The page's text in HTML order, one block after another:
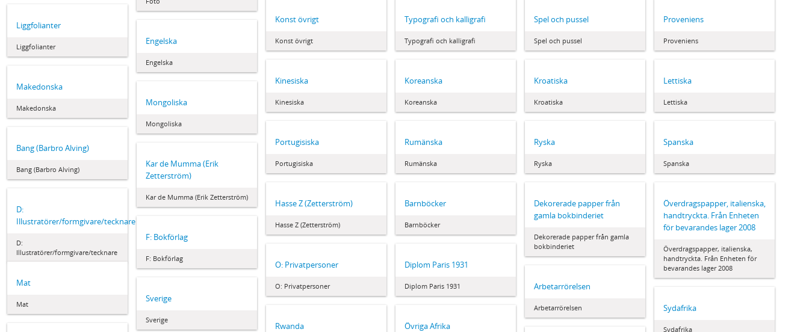
Konst övrigt
Konst övrigt
Typografi och kalligrafi
Typografi och kalligrafi
Spel och pussel
Spel och pussel
Proveniens
Proveniens
Liggfolianter
Liggfolianter
Engelska
Engelska
Kinesiska
Kinesiska
Koreanska
Koreanska
Kroatiska
Kroatiska
Lettiska
Lettiska
Makedonska
Makedonska
Mongoliska
Mongoliska
Portugisiska
Portugisiska
Rumänska
Rumänska
Ryska
Ryska
Spanska
Spanska
Bang (Barbro Alving)
Bang (Barbro Alving)
Kar de Mumma (Erik
Zetterström)
Kar de Mumma (Erik Zetterström)
Hasse Z (Zetterström)
Hasse Z (Zetterström)
Barnböcker
Barnböcker
Dekorerade papper från
gamla bokbinderiet
Dekorerade papper från gamla
bokbinderiet
Överdragspapper, italienska,
handtryckta. Från Enheten
för bevarandes lager 2008
Överdragspapper, italienska,
handtryckta. Från Enheten för
bevarandes lager 2008
D:
Illustratörer/formgivare/tecknare
D:
Illustratörer/formgivare/tecknare
F: Bokförlag
F: Bokförlag
O: Privatpersoner
O: Privatpersoner
Diplom Paris 1931
Diplom Paris 1931
Mat
Mat
Arbetarrörelsen
Arbetarrörelsen
Sverige
Sverige
Sydafrika
Sydafrika
Rwanda Övriga Afrika